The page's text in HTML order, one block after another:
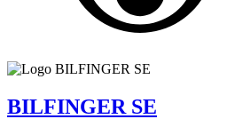
BILFINGER SE